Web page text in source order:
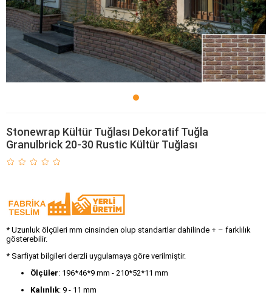
Stonewrap Kültür Tuğlası Dekoratif Tuğla
Granulbrick 20-30 Rustic Kültür Tuğlası
* Uzunluk ölçüleri mm cinsinden olup standartlar dahilinde + – farklılık
gösterebilir.
* Sarfiyat bilgileri derzli uygulamaya göre verilmiştir.
Ölçüler: 196*46*9 mm - 210*52*11 mm
Kalınlık: 9 - 11 mm